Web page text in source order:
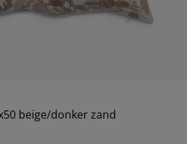
beige/donker zand